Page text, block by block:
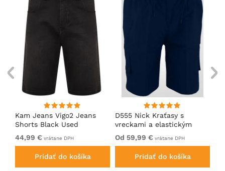
Kam Jeans Vigo2 Jeans
Shorts Black Used
44,99 € vrátane DPH
Pridať do košíka
D555 Nick Kraťasy s
vreckami a elastickým
pásom Tmavomodré
Od 59,99 € vrátane DPH
Pridať do košíka